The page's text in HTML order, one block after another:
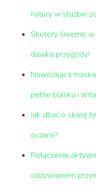
natury w służbie
Skutery śnieżne
dawka przygody!
Nawilżająca
pełne blasku i
Jak dbać o skórę
oczami?
Połączenie
odżywianiem